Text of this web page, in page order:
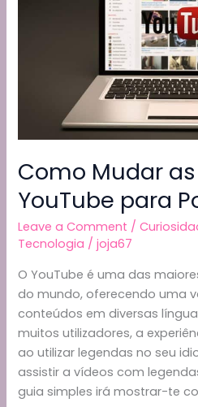
Limitado
Como Mudar
YouTube para
Leave a Comment /
Tecnologia /joja67
O YouTube é uma das
do mundo, oferecendo uma
conteúdos em diversas
muitos utilizadores, a
ao utilizar legendas no seu
assistir a vídeos com
guia simples irá mostrar-te